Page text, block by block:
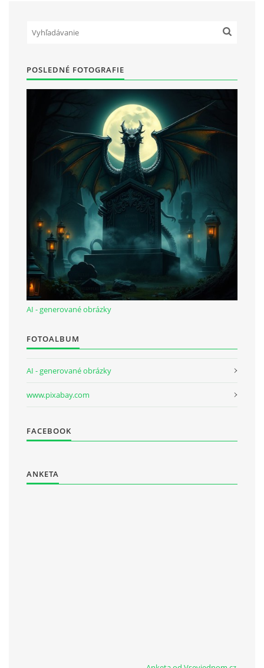
VÍLA NA BRONZOVEJ ULICI
bludicka.cirezlo@gmail.com
Príbehy a poviedky na tejto stránke sú duševným
vlastníctvom autorov. Všetky práva vyhradené.
© 2026 eStránky.sk|RSS|WebSlice |Aktualizované 5. 8. 2026
POSLEDNÉ FOTOGRAFIE
AI - generované obrázky
FOTOALBUM
AI - generované obrázky
www.pixabay.com
FACEBOOK
ANKETA